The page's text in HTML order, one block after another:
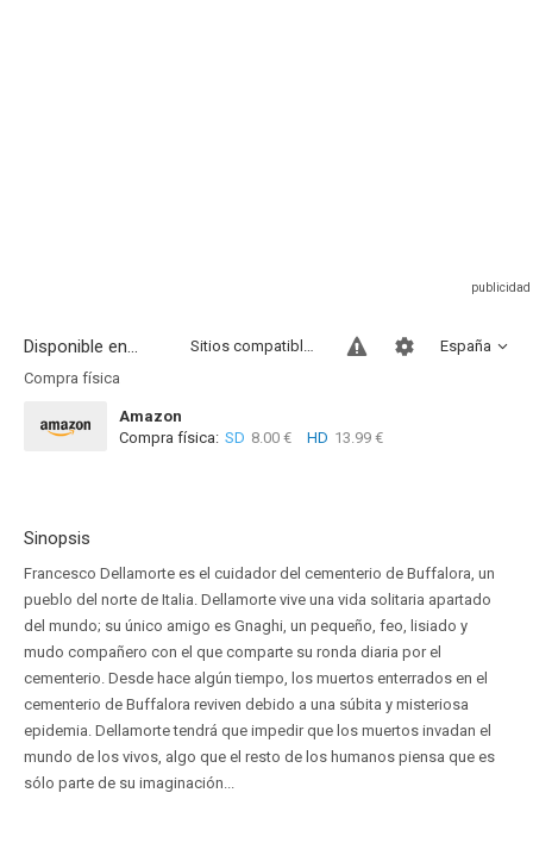
Disponible en... España
Sitios compatibles
Compra física
Amazon
Compra física: SD 8.00 € HD 13.99 €
Sinopsis
Francesco Dellamorte es el cuidador del cementerio de Buffalora, un
pueblo del norte de Italia. Dellamorte vive una vida solitaria apartado
del mundo; su único amigo es Gnaghi, un pequeño, feo, lisiado y
mudo compañero con el que comparte su ronda diaria por el
cementerio. Desde hace algún tiempo, los muertos enterrados en el
cementerio de Buffalora reviven debido a una súbita y misteriosa
epidemia. Dellamorte tendrá que impedir que los muertos invadan el
mundo de los vivos, algo que el resto de los humanos piensa que es
sólo parte de su imaginación...